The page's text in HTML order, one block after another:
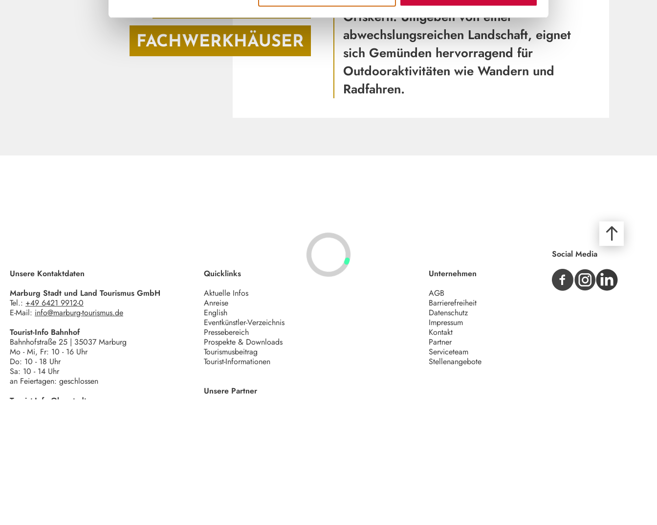
GUT ERHALTENE
FACHWERKHÄUSER
Ortskern. Umgeben von einer
abwechslungsreichen Landschaft, eignet
sich Gemünden hervorragend für
Outdooraktivitäten wie Wandern und
Radfahren.
Unsere Kontaktdaten
Marburg Stadt und Land Tourismus GmbH
Tel.: +49 6421 9912-0
E-Mail: info@marburg-tourismus.de
Tourist-Info Bahnhof
Bahnhofstraße 25 | 35037 Marburg
Mo - Mi, Fr: 10 - 16 Uhr
Do: 10 - 18 Uhr
Sa: 10 - 14 Uhr
an Feiertagen: geschlossen
Tourist-Info Oberstadt
Quicklinks
Aktuelle Infos
Anreise
English
Eventkünstler-Verzeichnis
Pressebereich
Prospekte & Downloads
Tourismusbeitrag
Tourist-Informationen
Unternehmen
AGB
Barrierefreiheit
Datenschutz
Impressum
Kontakt
Partner
Serviceteam
Stellenangebote
Social Media
Unsere Partner